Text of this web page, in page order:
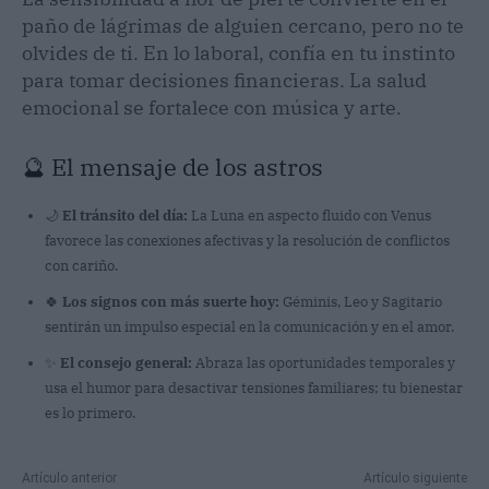
paño de lágrimas de alguien cercano, pero no te
olvides de ti. En lo laboral, confía en tu instinto
para tomar decisiones financieras. La salud
emocional se fortalece con música y arte.
🔮 El mensaje de los astros
🌙 El tránsito del día: La Luna en aspecto fluido con Venus
favorece las conexiones afectivas y la resolución de conflictos
con cariño.
🍀 Los signos con más suerte hoy: Géminis, Leo y Sagitario
sentirán un impulso especial en la comunicación y en el amor.
El consejo general: Abraza las oportunidades temporales y
usa el humor para desactivar tensiones familiares; tu bienestar
es lo primero.
Artículo anterior Artículo siguiente